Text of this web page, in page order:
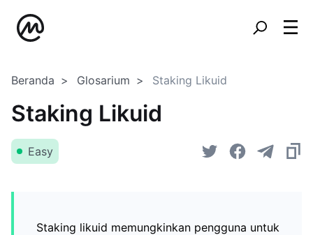
Beranda Glosarium Staking Likuid
Staking Likuid
Easy
Staking likuid memungkinkan pengguna untuk